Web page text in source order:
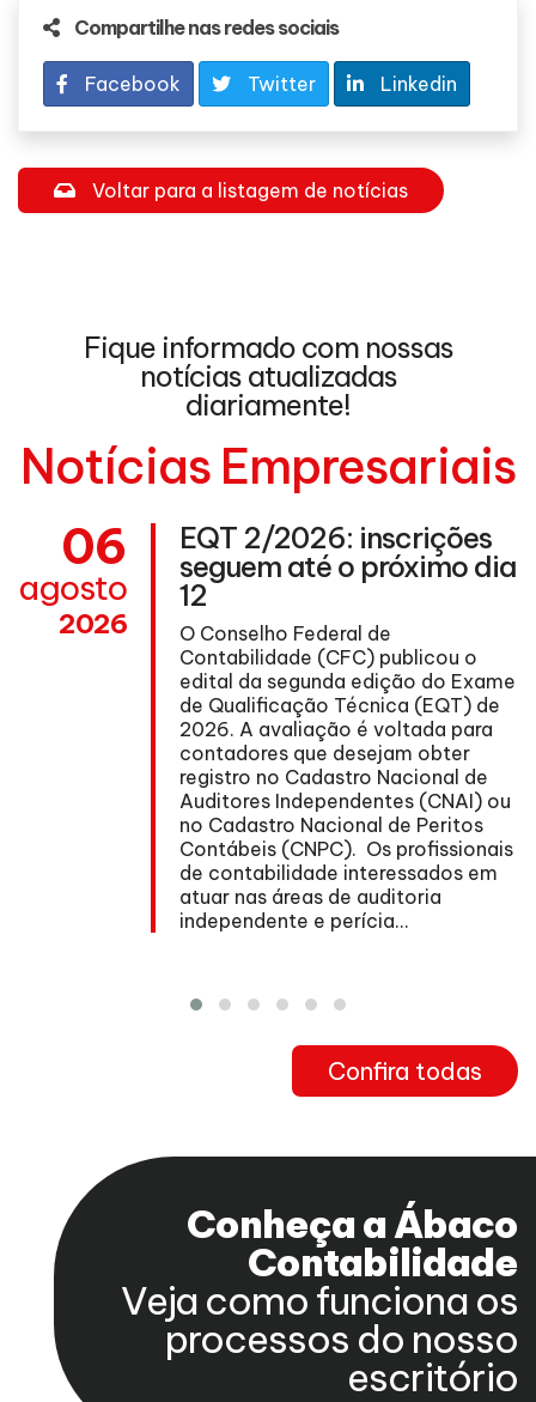
Compartilhe nas redes sociais
Facebook Twitter Linkedin
Voltar para a listagem de notícias
Fique informado com nossas
notícias atualizadas
diariamente!
Notícias Empresariais
06
agosto
2026
EQT 2/2026: inscrições
seguem até o próximo dia
12
O Conselho Federal de
Contabilidade (CFC) publicou o
edital da segunda edição do Exame
de Qualificação Técnica (EQT) de
2026. A avaliação é voltada para
contadores que desejam obter
registro no Cadastro Nacional de
Auditores Independentes (CNAI) ou
no Cadastro Nacional de Peritos
Contábeis (CNPC). Os profissionais
de contabilidade interessados em
atuar nas áreas de auditoria
independente e perícia...
Confira todas
Conheça a Ábaco
Contabilidade
Veja como funciona os
processos do nosso
escritório